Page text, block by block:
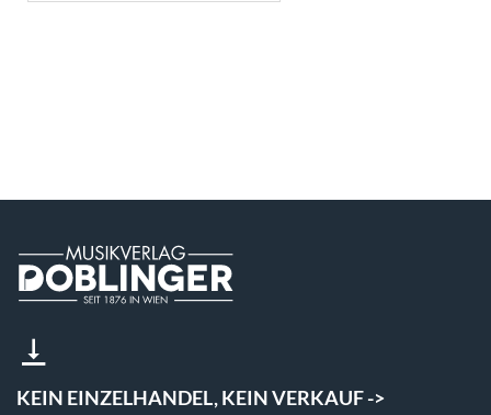
KEIN EINZELHANDEL, KEIN VERKAUF ->